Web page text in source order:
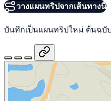
วางแผนทริปจากเส้นทางนี้
บันทึกเป็นแผนทริปใหม่ ต้นฉบั